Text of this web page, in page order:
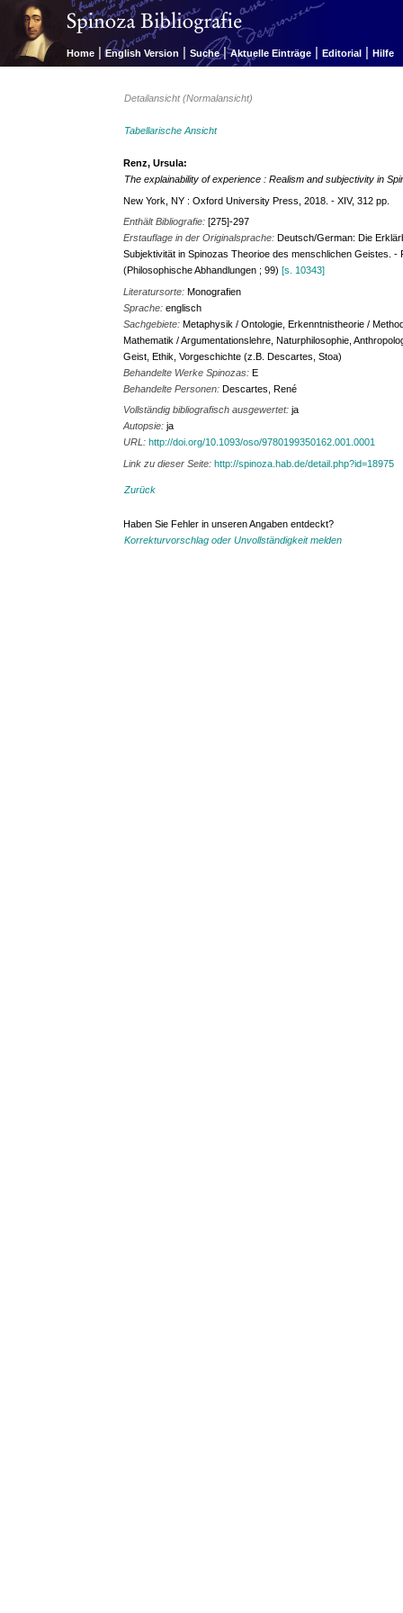
Home | English Version | Suche | Aktuelle Einträge | Editorial | Hilfe
Detailansicht (Normalansicht)
Tabellarische Ansicht
Renz, Ursula:
The explainability of experience : Realism and subjectivity in
New York, NY : Oxford University Press, 2018. - XIV, 312 pp.
Enthält Bibliografie:[275]-297
Erstauflage in der Originalsprache:Deutsch/German: Die
Subjektivität in Spinozas Theorioe des menschlichen Geistes.
(Philosophische Abhandlungen ; 99)[s. 10343]
Literatursorte:Monografien
Sprache:englisch
Sachgebiete:Metaphysik / Ontologie, Erkenntnistheorie /
Mathematik / Argumentationslehre, Naturphilosophie,
Geist, Ethik, Vorgeschichte (z.B. Descartes, Stoa)
Behandelte Werke Spinozas:E
Behandelte Personen:Descartes, René
Vollständig bibliografisch ausgewertet:ja
Autopsie:ja
URL:http://doi.org/10.1093/oso/9780199350162.001.0001
Link zu dieser Seite:http://spinoza.hab.de/detail.php?id=18975
Zurück
Haben Sie Fehler in unseren Angaben entdeckt?
Korrekturvorschlag oder Unvollständigkeit melden